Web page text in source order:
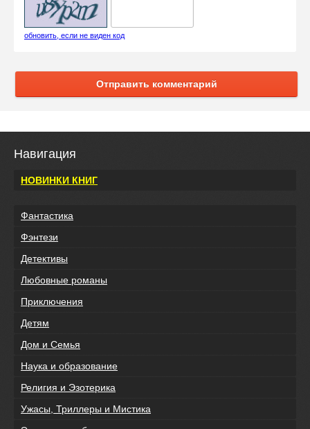
обновить, если не виден код
Отправить комментарий
Навигация
НОВИНКИ КНИГ
Фантастика
Фэнтези
Детективы
Любовные романы
Приключения
Детям
Дом и Семья
Наука и образование
Религия и Эзотерика
Ужасы, Триллеры и Мистика